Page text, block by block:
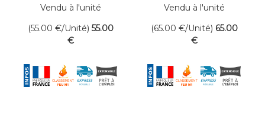
Vendu à l'unité
(55.00 €/Unité) 55.00
€
Vendu à l'unité
(65.00 €/Unité) 65.00
€